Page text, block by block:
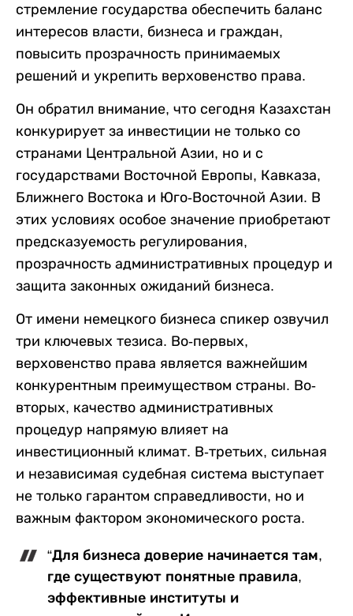
стремление государства обеспечить баланс
интересов власти, бизнеса и граждан,
повысить прозрачность принимаемых
решений и укрепить верховенство права.
Он обратил внимание, что сегодня Казахстан
конкурирует за инвестиции не только со
странами Центральной Азии, но и с
государствами Восточной Европы, Кавказа,
Ближнего Востока и Юго-Восточной Азии. В
этих условиях особое значение приобретают
предсказуемость регулирования,
прозрачность административных процедур и
защита законных ожиданий бизнеса.
От имени немецкого бизнеса спикер озвучил
три ключевых тезиса. Во-первых,
верховенство права является важнейшим
конкурентным преимуществом страны. Во-
вторых, качество административных
процедур напрямую влияет на
инвестиционный климат. В-третьих, сильная
и независимая судебная система выступает
не только гарантом справедливости, но и
важным фактором экономического роста.
“Для бизнеса доверие начинается там,
где существуют понятные правила,
эффективные институты и